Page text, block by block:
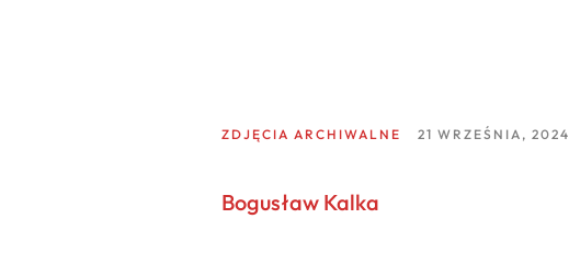
ZDJĘCIA ARCHIWALNE 21 WRZEŚNIA, 2024
Bogusław Kalka